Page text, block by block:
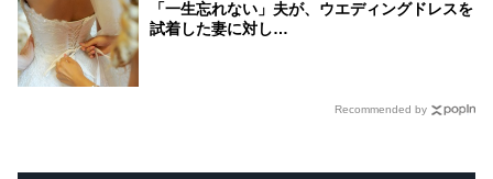
「一生忘れない」夫が、ウエディングドレスを
試着した妻に対し…
Recommended by